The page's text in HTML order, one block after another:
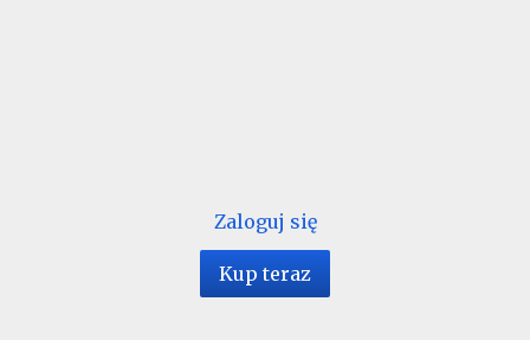
Zaloguj się
Kup teraz